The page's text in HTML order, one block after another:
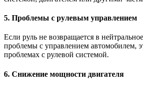
5. Проблемы с рулевым управлением
Если руль не возвращается в
проблемы с управлением автомобилем,
проблемах с рулевой системой.
6. Снижение мощности двигателя